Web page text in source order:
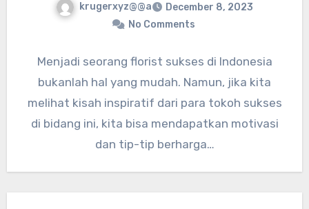
krugerxyz@@a
December 8, 2023
No Comments
Menjadi seorang florist sukses di Indonesia
bukanlah hal yang mudah. Namun, jika kita
melihat kisah inspiratif dari para tokoh sukses
di bidang ini, kita bisa mendapatkan motivasi
dan tip-tip berharga…